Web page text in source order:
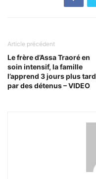
Article précédent
Le frère d’Assa Traoré en
soin intensif, la famille
l’apprend 3 jours plus tard
par des détenus – VIDEO